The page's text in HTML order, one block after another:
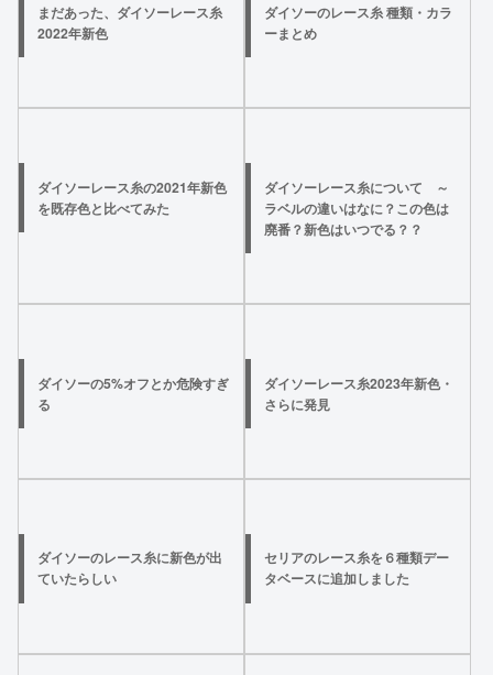
まだあった、ダイソーレース糸
2022年新色
ダイソーのレース糸 種類・カラ
ーまとめ
ダイソーレース糸の2021年新色
を既存色と比べてみた
ダイソーレース糸について ～
ラベルの違いはなに？この色は
廃番？新色はいつでる？？
ダイソーの5%オフとか危険すぎ
る
ダイソーレース糸2023年新色・
さらに発見
ダイソーのレース糸に新色が出
ていたらしい
セリアのレース糸を６種類デー
タベースに追加しました